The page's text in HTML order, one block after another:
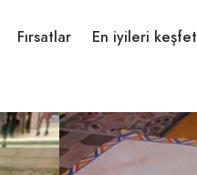
Fırsatlar En iyileri keşfet